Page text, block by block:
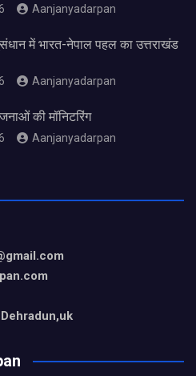
Aanjanyadarpan
में भारत-नेपाल पहल का उत्तराखंड
Aanjanyadarpan
की मॉनिटरिंग
Aanjanyadarpan